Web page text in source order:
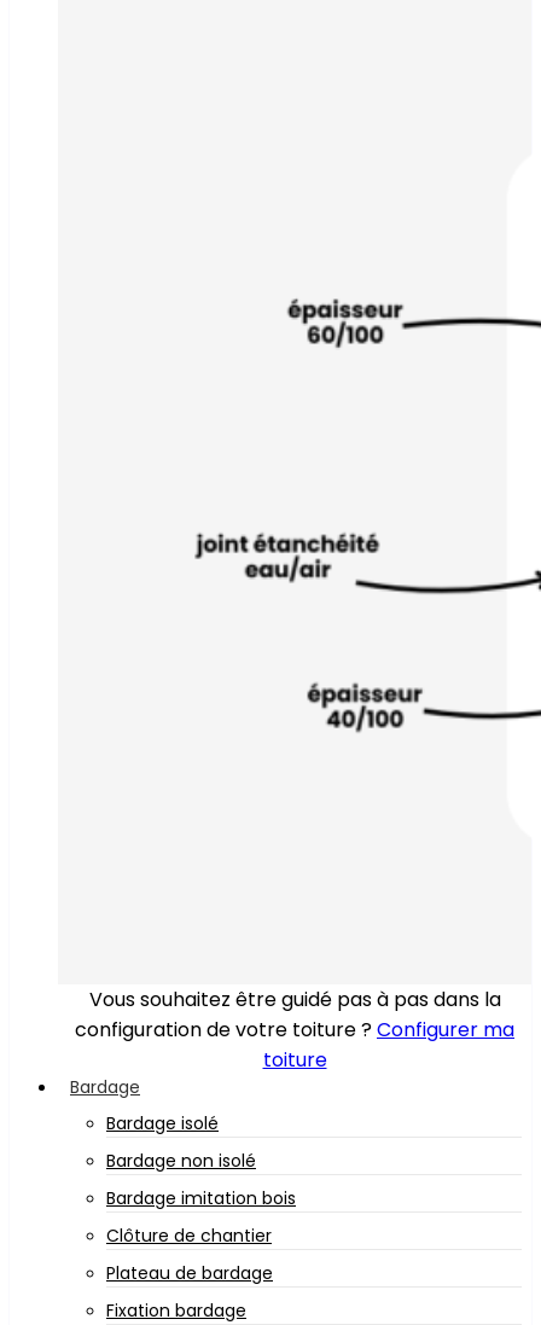
Vous souhaitez être guidé pas à pas dans la
configuration de votre toiture ?Configurer ma
toiture
Bardage
Bardage isolé
Bardage non isolé
Bardage imitation bois
Clôture de chantier
Plateau de bardage
Fixation bardage